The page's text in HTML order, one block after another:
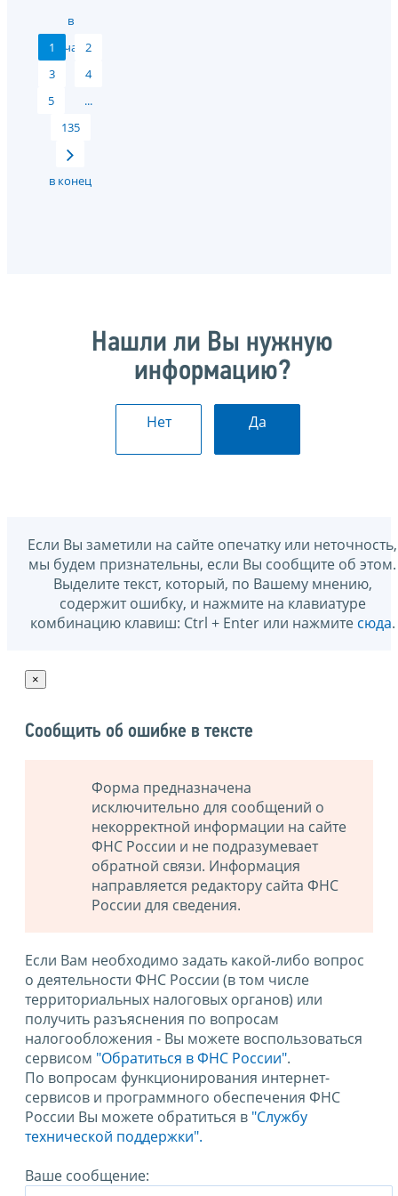
в
начало
1
2
3
4
5
...
135
в конец
Нашли ли Вы нужную
информацию?
Нет Да
Если Вы заметили на сайте опечатку или неточность,
мы будем признательны, если Вы сообщите об этом.
Выделите текст, который, по Вашему мнению,
содержит ошибку, и нажмите на клавиатуре
комбинацию клавиш: Ctrl + Enter или нажмите сюда.
×
Сообщить об ошибке в тексте
Форма предназначена
исключительно для сообщений о
некорректной информации на сайте
ФНС России и не подразумевает
обратной связи. Информация
направляется редактору сайта ФНС
России для сведения.
Если Вам необходимо задать какой-либо вопрос
о деятельности ФНС России (в том числе
территориальных налоговых органов) или
получить разъяснения по вопросам
налогообложения - Вы можете воспользоваться
сервисом "Обратиться в ФНС России".
По вопросам функционирования интернет-
сервисов и программного обеспечения ФНС
России Вы можете обратиться в "Службу
технической поддержки".
Ваше сообщение: